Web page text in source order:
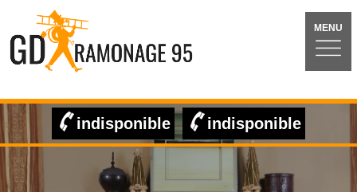
MENU
indisponible indisponible